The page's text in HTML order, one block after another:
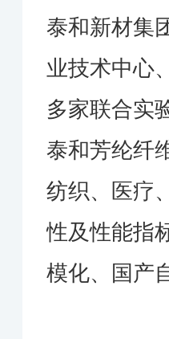
泰和新材集
业技术中心
多家联合实
泰和芳纶纤
纺织、医疗
性及性能指
模化、国产